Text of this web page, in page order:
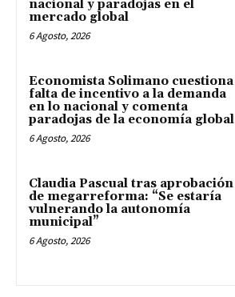
nacional y paradojas en el
mercado global
6 Agosto, 2026
Economista Solimano cuestiona
falta de incentivo a la demanda
en lo nacional y comenta
paradojas de la economía global
6 Agosto, 2026
Claudia Pascual tras aprobación
de megarreforma: “Se estaría
vulnerando la autonomía
municipal”
6 Agosto, 2026